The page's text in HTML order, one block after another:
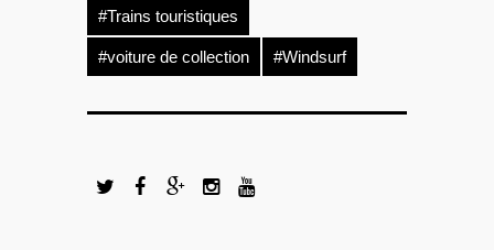
#Trains touristiques
#voiture de collection #Windsurf